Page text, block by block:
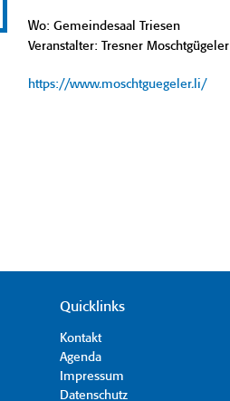
Wo: Gemeindesaal Triesen
Veranstalter: Tresner Moschtgügeler
https://www.moschtguegeler.li/
Quicklinks
Kontakt
Agenda
Impressum
Datenschutz